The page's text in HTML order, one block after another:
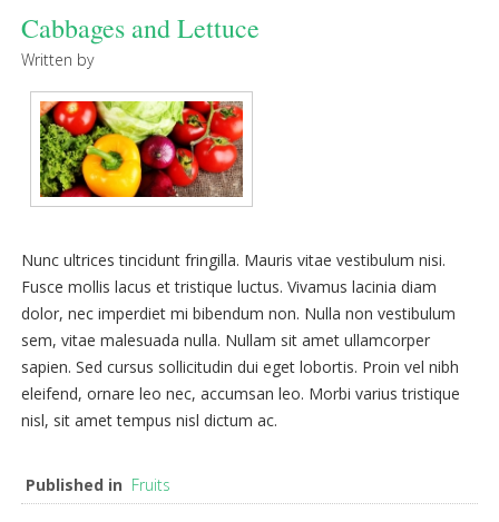
Cabbages and Lettuce
Written by
Nunc ultrices tincidunt fringilla. Mauris vitae vestibulum nisi.
Fusce mollis lacus et tristique luctus. Vivamus lacinia diam
dolor, nec imperdiet mi bibendum non. Nulla non vestibulum
sem, vitae malesuada nulla. Nullam sit amet ullamcorper
sapien. Sed cursus sollicitudin dui eget lobortis. Proin vel nibh
eleifend, ornare leo nec, accumsan leo. Morbi varius tristique
nisl, sit amet tempus nisl dictum ac.
Published in Fruits